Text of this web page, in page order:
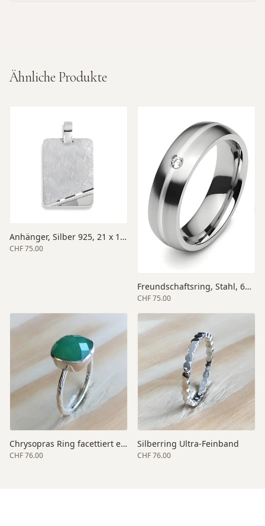
Ähnliche Produkte
Anhänger, Silber 925, 21 x 15.5 x 1.4 mm Grösse, poliert/eismatt
CHF 75.00
Freundschaftsring, Stahl, 6mm Breite, matt
CHF 75.00
Chrysopras Ring facettiert elegant
CHF 76.00
Silberring Ultra-Feinband
CHF 76.00